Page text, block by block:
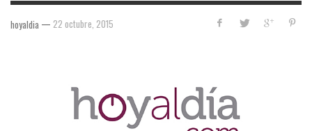
hoyaldia — 22 octubre, 2015